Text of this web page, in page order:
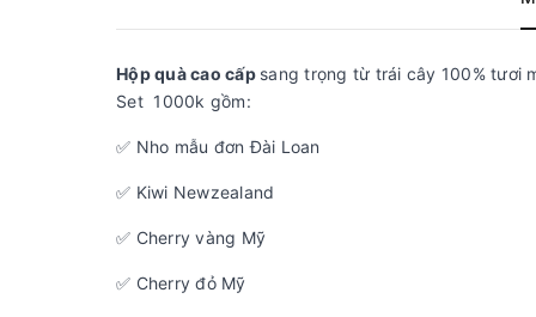
Hộp quà cao cấp sang trọng từ trái cây 100% tươi
Set 1000k gồm:
✅ Nho mẫu đơn Đài Loan
✅ Kiwi Newzealand
✅ Cherry vàng Mỹ
✅ Cherry đỏ Mỹ